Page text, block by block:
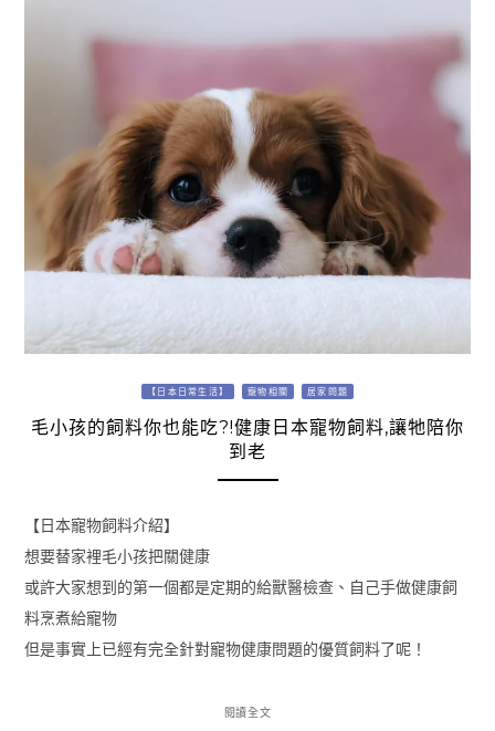
【日本日常生活】 寵物相關 居家問題
毛小孩的飼料你也能吃?!健康日本寵物飼料,讓牠陪你
到老
【日本寵物飼料介紹】
想要替家裡毛小孩把關健康
或許大家想到的第一個都是定期的給獸醫檢查、自己手做健康飼
料烹煮給寵物
但是事實上已經有完全針對寵物健康問題的優質飼料了呢！
閱讀全文